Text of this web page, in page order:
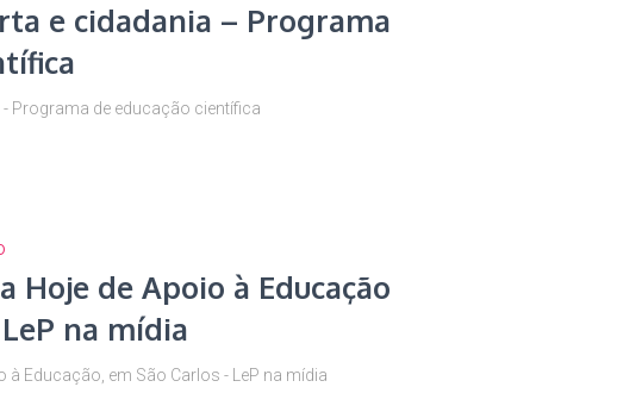
e cidadania – Programa
Programa de educação científica
Hoje de Apoio à Educação
na mídia
à Educação, em São Carlos - LeP na mídia